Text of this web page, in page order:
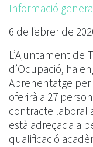
Informació
6 de febrer de
L’Ajuntament de
d’Ocupació, ha
Aprenentatge per
oferirà a 27
contracte laboral
està adreçada a
qualificació